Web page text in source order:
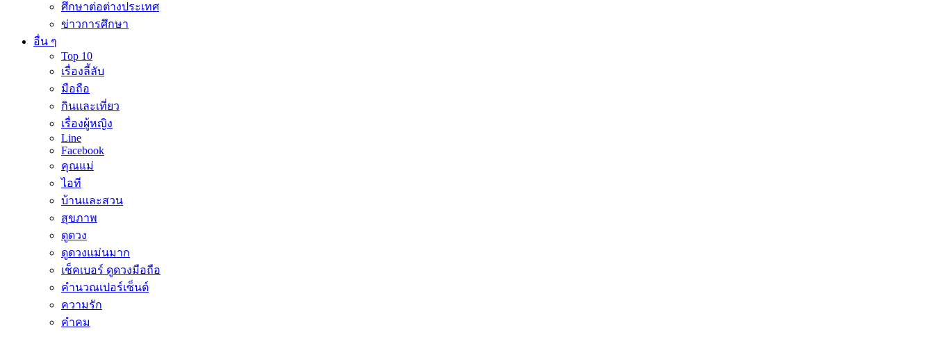
ศึกษาต่อต่างประเทศ
ข่าวการศึกษา
อื่น ๆ
Top 10
เรื่องลี้ลับ
มือถือ
กินและเที่ยว
เรื่องผู้หญิง
Line
Facebook
คุณแม่
ไอที
บ้านและสวน
สุขภาพ
ดูดวง
ดูดวงแม่นมาก
เช็คเบอร์ ดูดวงมือถือ
คำนวณเปอร์เซ็นต์
ความรัก
คำคม